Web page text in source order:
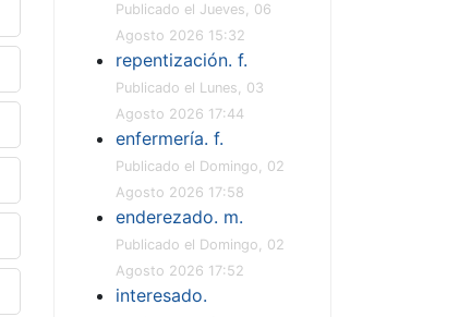
Publicado el Jueves, 06
Agosto 2026 15:32
repentización. f.
Publicado el Lunes, 03
Agosto 2026 17:44
enfermería. f.
Publicado el Domingo, 02
Agosto 2026 17:58
enderezado. m.
Publicado el Domingo, 02
Agosto 2026 17:52
interesado.